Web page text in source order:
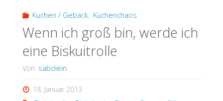
Kuchen / Gebäck, Küchenchaos
Wenn ich groß bin, werde ich
eine Biskuitrolle
Von sabolein
18. Januar 2013